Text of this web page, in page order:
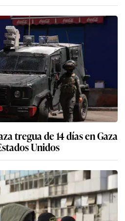
tregua de 14 días en Gaza
Unidos